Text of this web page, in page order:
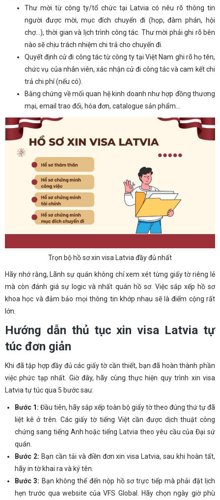
Thư mời từ công ty/tổ chức tại Latvia có nêu rõ thông tin
người được mời, mục đích chuyến đi (họp, đàm phán, hội
chợ…), thời gian và lịch trình công tác. Thư mời phải ghi rõ bên
nào sẽ chịu trách nhiệm chi trả cho chuyến đi.
Quyết định cử đi công tác từ công ty tại Việt Nam ghi rõ họ tên,
chức vụ của nhân viên, xác nhận cử đi công tác và cam kết chi
trả chi phí (nếu có).
Bằng chứng về mối quan hệ kinh doanh như hợp đồng thương
mại, email trao đổi, hóa đơn, catalogue sản phẩm…
Trọn bộ hồ sơ xin visa Latvia đầy đủ nhất
Hãy nhớ rằng, Lãnh sự quán không chỉ xem xét từng giấy tờ riêng lẻ
mà còn đánh giá sự logic và nhất quán hồ sơ. Việc sắp xếp hồ sơ
khoa học và đảm bảo mọi thông tin khớp nhau sẽ là điểm cộng rất
lớn.
Hướng dẫn thủ tục xin visa Latvia tự
túc đơn giản
Khi đã tập hợp đầy đủ các giấy tờ cần thiết, bạn đã hoàn thành phần
việc phức tạp nhất. Giờ đây, hãy cùng thực hiện quy trình xin visa
Latvia tự túc qua 5 bước sau:
Bước 1: Đầu tiên, hãy sắp xếp toàn bộ giấy tờ theo đúng thứ tự đã
liệt kê ở trên. Các giấy tờ tiếng Việt cần được dịch thuật công
chứng sang tiếng Anh hoặc tiếng Latvia theo yêu cầu của Đại sứ
quán.
Bước 2: Bạn cần tải và điền đơn xin visa Latvia, sau khi hoàn tất,
hãy in tờ khai ra và ký tên.
Bước 3: Bạn không thể đến nộp hồ sơ trực tiếp mà phải đặt lịch
hẹn trước qua website của VFS Global. Hãy chọn ngày giờ phù